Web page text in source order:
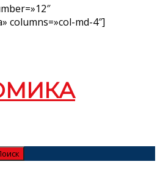
columns=»col-md-4″]